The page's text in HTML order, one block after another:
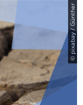
© pixabay / Günther